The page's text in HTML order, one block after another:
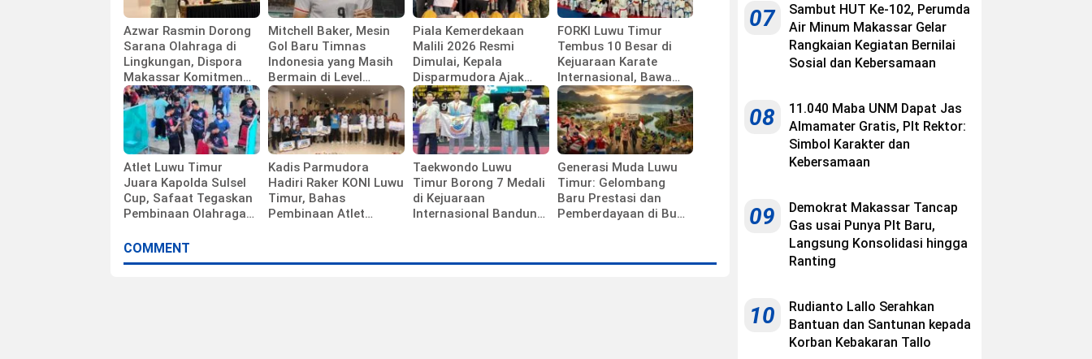
Azwar Rasmin Dorong
Sarana Olahraga di
Lingkungan, Dispora
Makassar Komitmen
Bangun Fasilitas
Mitchell Baker, Mesin
Gol Baru Timnas
Indonesia yang Masih
Bermain di Level
Universitas
Piala Kemerdekaan
Malili 2026 Resmi
Dimulai, Kepala
Disparmudora Ajak
Jaga Persaudaraan
FORKI Luwu Timur
Tembus 10 Besar di
Kejuaraan Karate
Internasional, Bawa
Pulang 10 Medali
Atlet Luwu Timur
Juara Kapolda Sulsel
Cup, Safaat Tegaskan
Pembinaan Olahraga
Kadis Parmudora
Hadiri Raker KONI Luwu
Timur, Bahas
Pembinaan Atlet
Taekwondo Luwu
Timur Borong 7 Medali
di Kejuaraan
Internasional Bandung,
Generasi Muda Luwu
Timur: Gelombang
Baru Prestasi dan
Pemberdayaan di Bumi
COMMENT
07
Sambut HUT Ke-102, Perumda
Air Minum Makassar Gelar
Rangkaian Kegiatan Bernilai
Sosial dan Kebersamaan
08
11.040 Maba UNM Dapat Jas
Almamater Gratis, Plt Rektor:
Simbol Karakter dan
Kebersamaan
09
Demokrat Makassar Tancap
Gas usai Punya Plt Baru,
Langsung Konsolidasi hingga
Ranting
10
Rudianto Lallo Serahkan
Bantuan dan Santunan kepada
Korban Kebakaran Tallo